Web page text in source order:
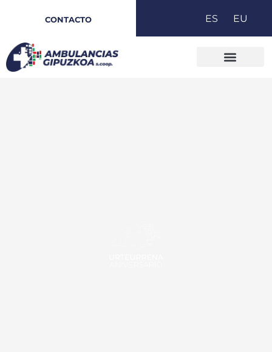
contenido
CONTACTO ES EU